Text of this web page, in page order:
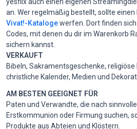
an. Wer regelmäßig bestellt, sollte
Vivat!-Katalogewerfen. Dort finden
Codes, mit denen du dir im Warenkorb
sichern kannst.
VERKAUFT
Bibeln, Sakramentsgeschenke,
christliche Kalender, Medien und
AM BESTEN GEEIGNET FÜR
Paten und Verwandte, die nach
Erstkommunion oder Firmung suchen,
Produkte aus Abteien und Klöstern.